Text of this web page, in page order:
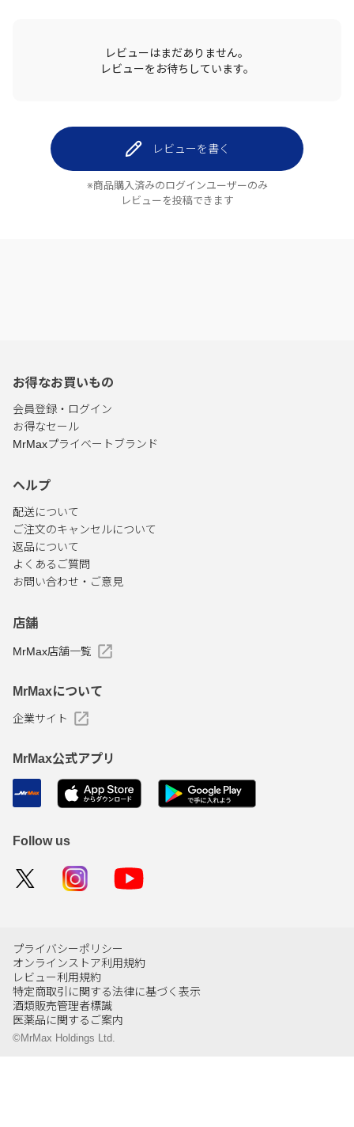
レビューはまだありません。
レビューをお待ちしています。
レビューを書く
※商品購入済みのログインユーザーのみ
レビューを投稿できます
お得なお買いもの
会員登録・ログイン
お得なセール
MrMaxプライベートブランド
ヘルプ
配送について
ご注文のキャンセルについて
返品について
よくあるご質問
お問い合わせ・ご意見
店舗
MrMax店舗一覧
MrMaxについて
企業サイト
MrMax公式アプリ
Follow us
プライバシーポリシー
オンラインストア利用規約
レビュー利用規約
特定商取引に関する法律に基づく表示
酒類販売管理者標識
医薬品に関するご案内
©MrMax Holdings Ltd.